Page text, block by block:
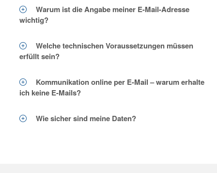
Warum ist die Angabe meiner E-Mail-Adresse
wichtig?
Welche technischen Voraussetzungen müssen
erfüllt sein?
Kommunikation online per E-Mail – warum erhalte
ich keine E-Mails?
Wie sicher sind meine Daten?